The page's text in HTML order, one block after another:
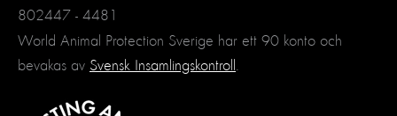
802447 - 4481
World Animal Protection Sverige har ett 90 konto och
bevakas av Svensk Insamlingskontroll